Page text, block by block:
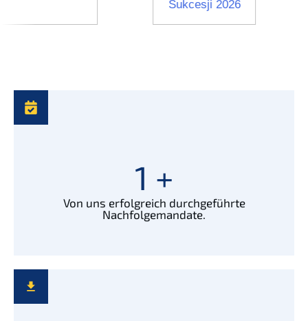
1 +
Von uns erfolg­reich durch­ge­führ­te
Nachfolgemandate.